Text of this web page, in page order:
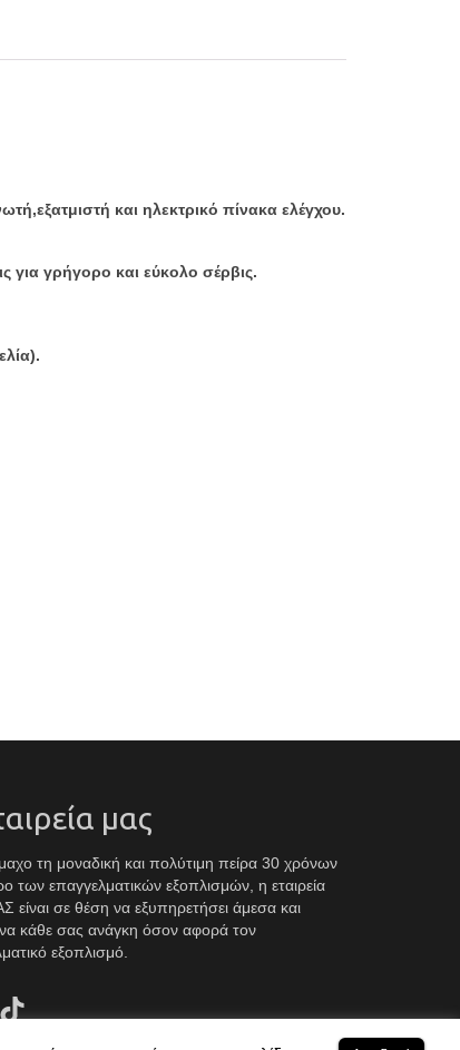
και ηλεκτρικό πίνακα ελέγχου.
για γρήγορο και εύκολο σέρβις.
μας
τη μοναδική και πολύτιμη πείρα 30 χρόνων
των επαγγελματικών εξοπλισμών, η εταιρεία
είναι σε θέση να εξυπηρετήσει άμεσα και
κάθε σας ανάγκη όσον αφορά τον
εξοπλισμό.
TikTok